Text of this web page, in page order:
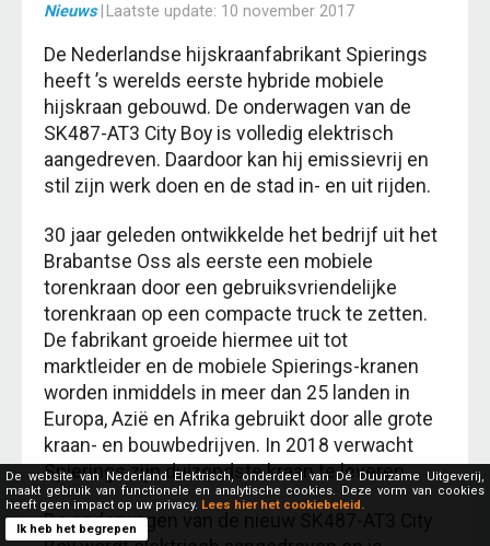
Nieuws|Laatste update: 10 november 2017
De Nederlandse hijskraanfabrikant Spierings
heeft ’s werelds eerste hybride mobiele
hijskraan gebouwd. De onderwagen van de
SK487-AT3 City Boy is volledig elektrisch
aangedreven. Daardoor kan hij emissievrij en
stil zijn werk doen en de stad in- en uit rijden.
30 jaar geleden ontwikkelde het bedrijf uit het
Brabantse Oss als eerste een mobiele
torenkraan door een gebruiksvriendelijke
torenkraan op een compacte truck te zetten.
De fabrikant groeide hiermee uit tot
marktleider en de mobiele Spierings-kranen
worden inmiddels in meer dan 25 landen in
Europa, Azië en Afrika gebruikt door alle grote
kraan- en bouwbedrijven. In 2018 verwacht
Spierings zijn duizendste kraan te leveren.
De onderwagen van de nieuw SK487-AT3 City
De website van Nederland Elektrisch, onderdeel van Dé Duurzame Uitgeverij,
maakt gebruik van functionele en analytische cookies. Deze vorm van cookies
heeft geen impact op uw privacy. Lees hier het cookiebeleid.
Ik heb het begrepen